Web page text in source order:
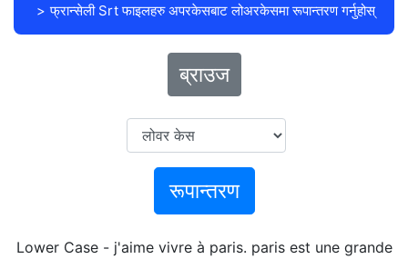
फ्रान्सेली Srt फाइलहरु अपरकेसबाट लोअरकेसमा रूपान्तरण गर्नुहोस्
ब्राउज
रूपान्तरण
Lower Case - j'aime vivre à paris. paris est une grande